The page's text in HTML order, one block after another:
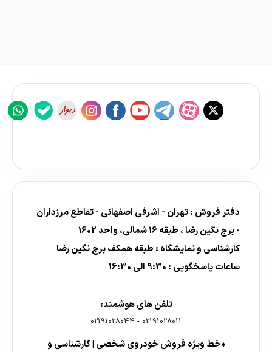
دفتر فروش : تهران - اشرفی اصفهانی - تقاطع مرزداران
- برج نگین رضا ، طبقه 16 شمالی، واحد 1602
کارشناسی و نمایشگاه : طبقه همکف برج نگین رضا
ساعات پاسخگویی : 9:30 الی 16:30
تلفن های هوشمند:
02191028011
-
02191028044
«خط ویژه فروش خودروی شخصی | کارشناسی و